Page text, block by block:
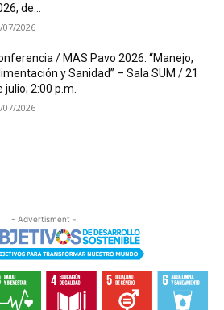
de...
07/2026
/ MAS Pavo 2026: “Manejo,
y Sanidad” – Sala SUM / 21
julio; 2:00 p.m.
07/2026
- Advertisment -